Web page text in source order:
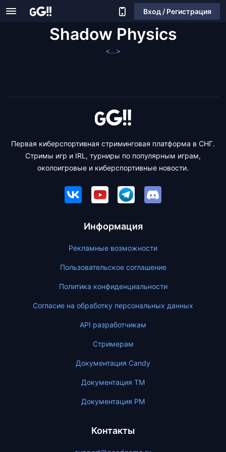
Вход / Регистрация
Shadow Physics
<...>
Первая киберспортивная стриминговая платформа в СНГ.
Стримы игр и IRL, турниры по популярным играм,
околоигровые и киберспортивные новости.
Информация
Рекламные возможности
Пользовательское соглашение
Политика конфиденциальности
Согласие на обработку персональных данных
API разработчикам
Стримерам
Документация Candy
Документация ТМ
Документация PM
Контакты